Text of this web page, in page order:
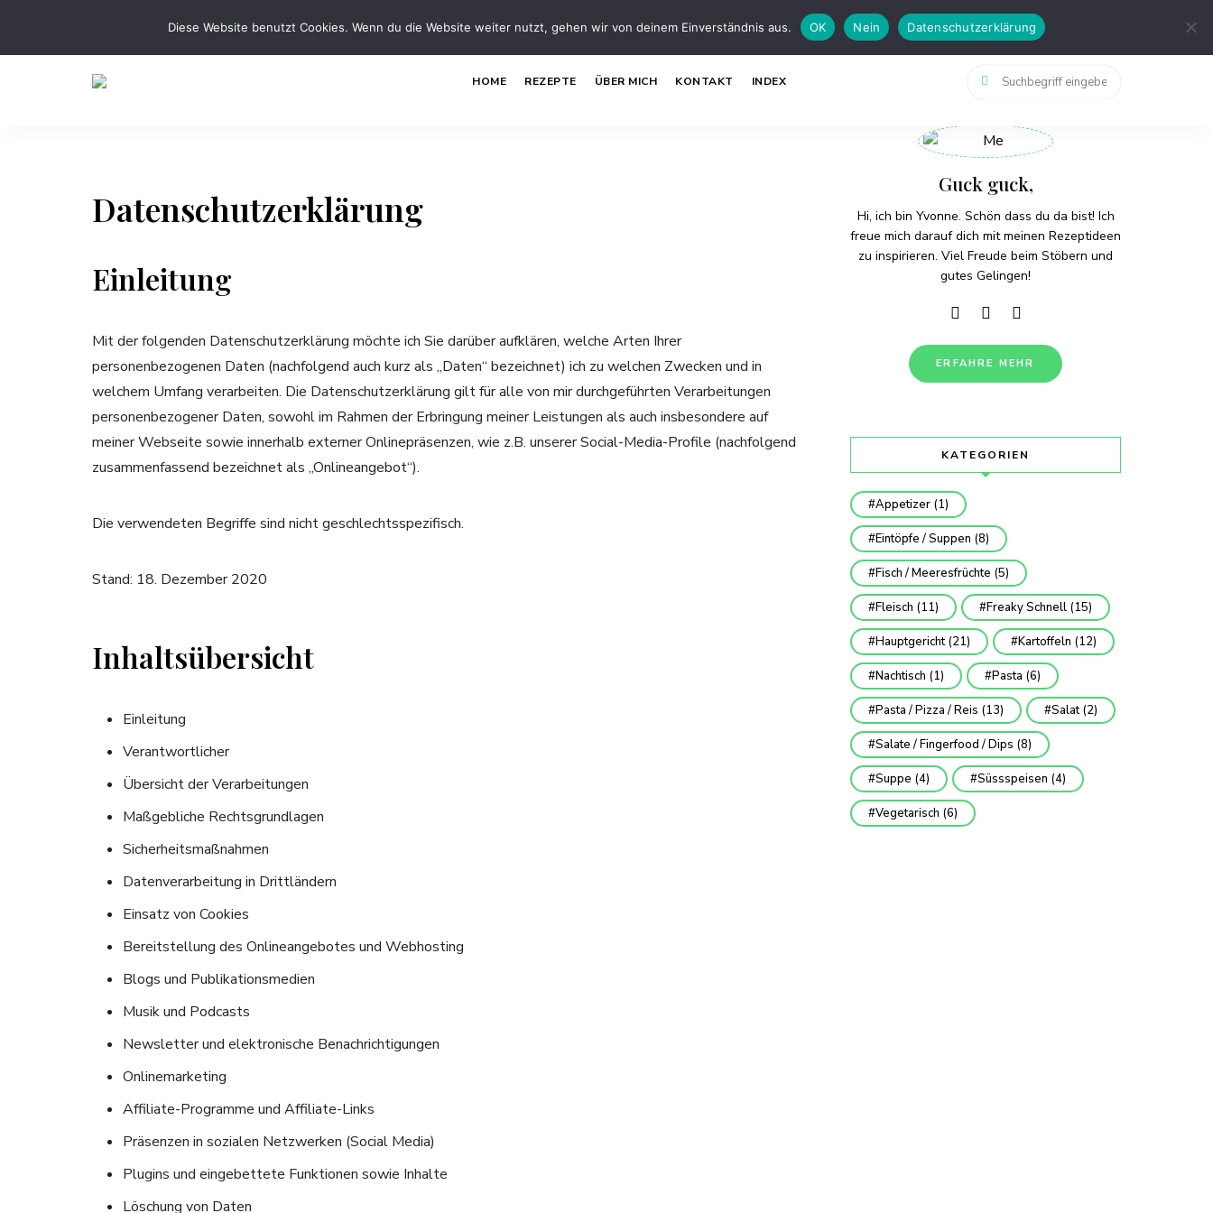
HOME REZEPTE ÜBER MICH KONTAKT INDEX
Datenschutzerklärung
Einleitung
Mit der folgenden Datenschutzerklärung möchte ich Sie darüber aufklären, welche Arten Ihrer
personenbezogenen Daten (nachfolgend auch kurz als „Daten“ bezeichnet) ich zu welchen Zwecken und in
welchem Umfang verarbeiten. Die Datenschutzerklärung gilt für alle von mir durchgeführten Verarbeitungen
personenbezogener Daten, sowohl im Rahmen der Erbringung meiner Leistungen als auch insbesondere auf
meiner Webseite sowie innerhalb externer Onlinepräsenzen, wie z.B. unserer Social-Media-Profile (nachfolgend
zusammenfassend bezeichnet als „Onlineangebot“).
Die verwendeten Begriffe sind nicht geschlechtsspezifisch.
Stand: 18. Dezember 2020
Inhaltsübersicht
Einleitung
Verantwortlicher
Übersicht der Verarbeitungen
Maßgebliche Rechtsgrundlagen
Sicherheitsmaßnahmen
Datenverarbeitung in Drittländern
Einsatz von Cookies
Bereitstellung des Onlineangebotes und Webhosting
Blogs und Publikationsmedien
Musik und Podcasts
Newsletter und elektronische Benachrichtigungen
Onlinemarketing
Affiliate-Programme und Affiliate-Links
Präsenzen in sozialen Netzwerken (Social Media)
Plugins und eingebettete Funktionen sowie Inhalte
Löschung von Daten
April 2021
März 2021
Guck guck,
Hi, ich bin Yvonne. Schön dass du da bist! Ich
freue mich darauf dich mit meinen Rezeptideen
zu inspirieren. Viel Freude beim Stöbern und
gutes Gelingen!
ERFAHRE MEHR
KATEGORIEN
Appetizer (1)
Eintöpfe / Suppen (8)
Fisch / Meeresfrüchte (5)
Fleisch (11) Freaky Schnell (15)
Hauptgericht(21) Kartoffeln (12)
Nachtisch (1) Pasta (6)
Pasta / Pizza / Reis (13) Salat(2)
Salate / Fingerfood / Dips (8)
Suppe (4) Süssspeisen (4)
Vegetarisch (6)
Diese Website benutzt Cookies. Wenn du die Website weiter nutzt, gehen wir von deinem Einverständnis aus. OK Nein Datenschutzerklärung